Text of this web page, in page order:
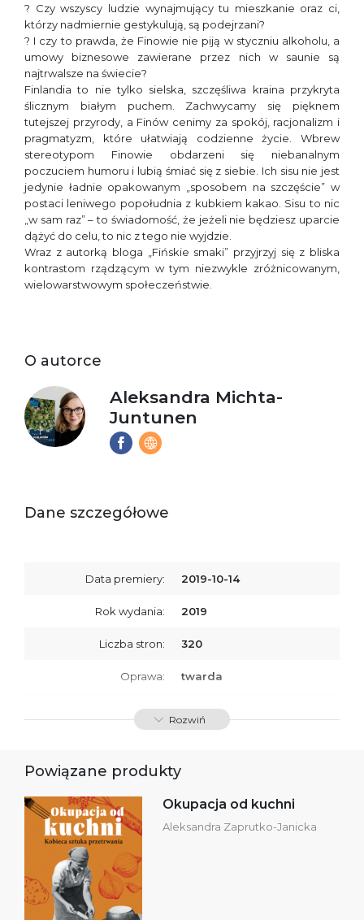
? Czy wszyscy ludzie wynajmujący tu mieszkanie oraz ci,
którzy nadmiernie gestykulują, są podejrzani?
? I czy to prawda, że Finowie nie piją w styczniu alkoholu, a
umowy biznesowe zawierane przez nich w saunie są
najtrwalsze na świecie?
Finlandia to nie tylko sielska, szczęśliwa kraina przykryta
ślicznym białym puchem. Zachwycamy się pięknem
tutejszej przyrody, a Finów cenimy za spokój, racjonalizm i
pragmatyzm, które ułatwiają codzienne życie. Wbrew
stereotypom Finowie obdarzeni się niebanalnym
poczuciem humoru i lubią śmiać się z siebie. Ich sisu nie jest
jedynie ładnie opakowanym „sposobem na szczęście” w
postaci leniwego popołudnia z kubkiem kakao. Sisu to nic
„w sam raz” – to świadomość, że jeżeli nie będziesz uparcie
dążyć do celu, to nic z tego nie wyjdzie.
Wraz z autorką bloga „Fińskie smaki” przyjrzyj się z bliska
kontrastom rządzącym w tym niezwykle zróżnicowanym,
wielowarstwowym społeczeństwie.
O autorce
Aleksandra Michta-
Juntunen
Dane szczegółowe
Data premiery: 2019-10-14
Rok wydania: 2019
Liczba stron: 320
Oprawa: twarda
ISBN 9788366431027
Rozwiń
Powiązane produkty
Okupacja od kuchni
Aleksandra Zaprutko-Janicka